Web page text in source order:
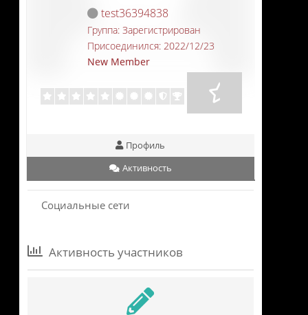
test36394838
Группа: Зарегистрирован
Присоединился: 2022/12/23
New Member
Профиль
Активность
Социальные сети
Активность участников